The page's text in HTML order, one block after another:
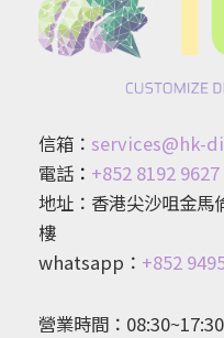
信箱： services@hk-
電話 ： +852 8192 9627
地址：香港尖沙咀金馬
樓
whatsapp： +852
營業時間：08:30~17:30